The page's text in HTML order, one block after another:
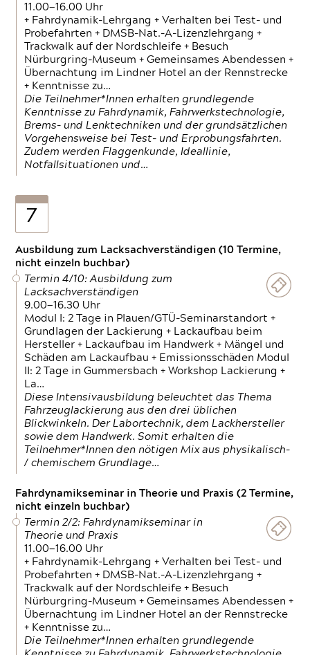
11.00—16.00 Uhr
+ Fahrdynamik-Lehrgang + Verhalten bei Test- und
Probefahrten + DMSB-Nat.-A-Lizenzlehrgang +
Trackwalk auf der Nordschleife + Besuch
Nürburgring-Museum + Gemeinsames Abendessen +
Übernachtung im Lindner Hotel an der Rennstrecke
+ Kenntnisse zu…
Die Teilnehmer*Innen erhalten grundlegende
Kenntnisse zu Fahrdynamik, Fahrwerkstechnologie,
Brems- und Lenktechniken und der grundsätzlichen
Vorgehensweise bei Test- und Erprobungsfahrten.
Zudem werden Flaggenkunde, Ideallinie,
Notfallsituationen und…
7
Ausbildung zum Lacksachverständigen (10 Termine,
nicht einzeln buchbar)
Termin 4/10: Ausbildung zum
Lacksachverständigen
9.00—16.30 Uhr
Modul I: 2 Tage in Plauen/GTÜ-Seminarstandort +
Grundlagen der Lackierung + Lackaufbau beim
Hersteller + Lackaufbau im Handwerk + Mängel und
Schäden am Lackaufbau + Emissionsschäden Modul
II: 2 Tage in Gummersbach + Workshop Lackierung +
La…
Diese Intensivausbildung beleuchtet das Thema
Fahrzeuglackierung aus den drei üblichen
Blickwinkeln. Der Labortechnik, dem Lackhersteller
sowie dem Handwerk. Somit erhalten die
Teilnehmer*Innen den nötigen Mix aus physikalisch-
/ chemischem Grundlage…
Fahrdynamikseminar in Theorie und Praxis (2 Termine,
nicht einzeln buchbar)
Termin 2/2: Fahrdynamikseminar in
Theorie und Praxis
11.00—16.00 Uhr
+ Fahrdynamik-Lehrgang + Verhalten bei Test- und
Probefahrten + DMSB-Nat.-A-Lizenzlehrgang +
Trackwalk auf der Nordschleife + Besuch
Nürburgring-Museum + Gemeinsames Abendessen +
Übernachtung im Lindner Hotel an der Rennstrecke
+ Kenntnisse zu…
Die Teilnehmer*Innen erhalten grundlegende